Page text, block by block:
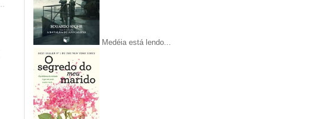
Medéia está lendo...